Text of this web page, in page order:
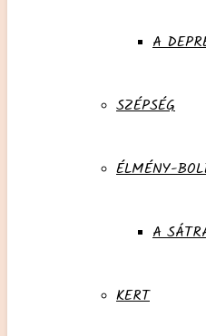
A
SZÉPSÉG
ÉLMÉNY-
A
KERT